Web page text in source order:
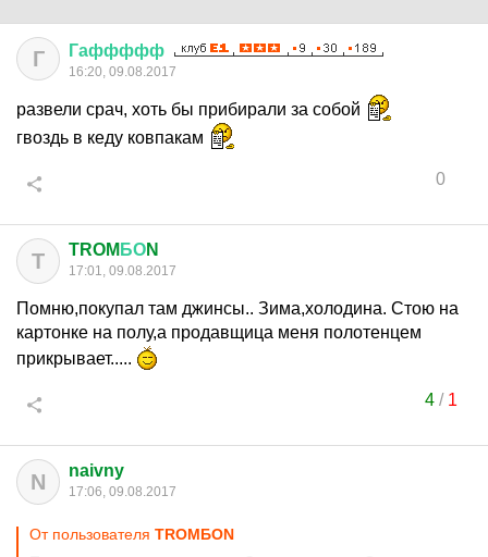
Г Гаффффф
16:20, 09.08.2017
развели срач, хоть бы прибирали за собой
гвоздь в кеду ковпакам
0
T TROM БОN
17:01, 09.08.2017
Помню,покупал там джинсы.. Зима,холодина. Стою на
картонке на полу,а продавщица меня полотенцем
прикрывает.....
4/ 1
N naivny
17:06, 09.08.2017
От пользователя TROMБОN